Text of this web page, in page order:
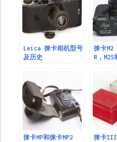
Leica 徕卡相机型号
及历史
徕卡
R，M2S
徕卡MP和徕卡MP2
徕卡